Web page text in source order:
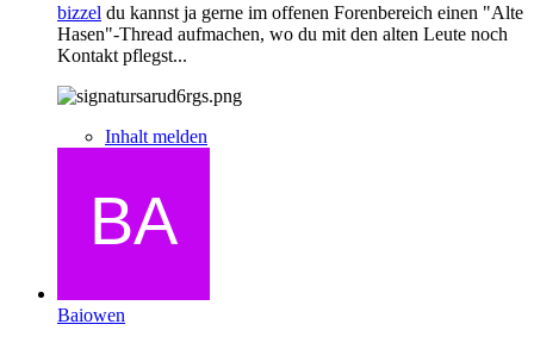
bizzel du kannst ja gerne im offenen Forenbereich einen "Alte
Hasen"-Thread aufmachen, wo du mit den alten Leute noch
Kontakt pflegst...
Inhalt melden
Baiowen